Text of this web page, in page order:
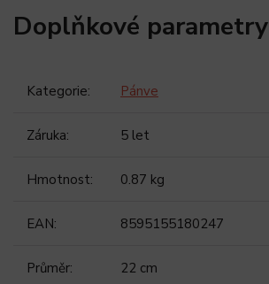
Doplňkové parametry
Kategorie: Pánve
Záruka: 5 let
Hmotnost: 0.87 kg
EAN: 8595155180247
Průměr: 22 cm